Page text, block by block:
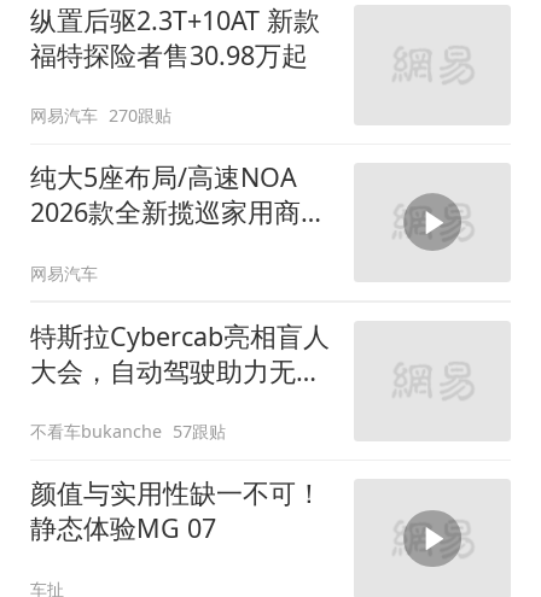
纵置后驱2.3T+10AT 新款
福特探险者售30.98万起
网易汽车 270跟贴
纯大5座布局/高速NOA
2026款全新揽巡家用商务
网易汽车
特斯拉Cybercab亮相盲人
大会，自动驾驶助力无障
不看车bukanche 57跟贴
颜值与实用性缺一不可！
静态体验MG 07
车扯